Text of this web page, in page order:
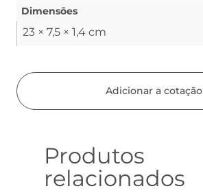
Dimensões
23 × 7,5 × 1,4 cm
Adicionar a cotação
Produtos
relacionados